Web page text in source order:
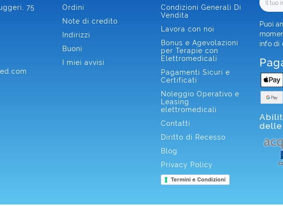
75
Ordini
Note di credito
Indirizzi
Buoni
I miei avvisi
Condizioni Generali Di
Vendita
Lavora con noi
Bonus e Agevolazioni
per Terapie con
Elettromedicali
Pagamenti Sicuri e
Certificati
Noleggio Operativo e
Leasing
elettromedicali
Contatti
Diritto di Recesso
Blog
Privacy Policy
Termini e Condizioni
Puoi
info di
delle